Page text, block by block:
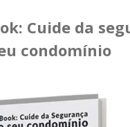
Cuide da
condomínio